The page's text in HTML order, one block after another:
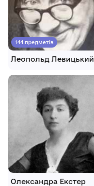
144 предметів
Леопольд Левицький
Олександра Екстер